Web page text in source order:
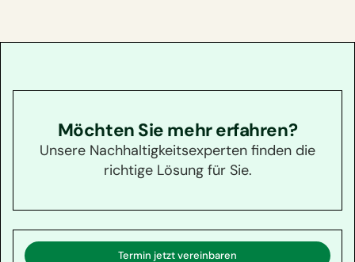
Möchten Sie mehr erfahren?
Unsere Nachhaltigkeitsexperten finden die
richtige Lösung für Sie.
Termin jetzt vereinbaren